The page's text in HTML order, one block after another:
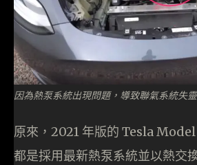
因為熱泵系統出現問題，導致聯氣系統失靈
原來，2021 年版的 Tesla
都是採用最新熱泵系統並以熱交